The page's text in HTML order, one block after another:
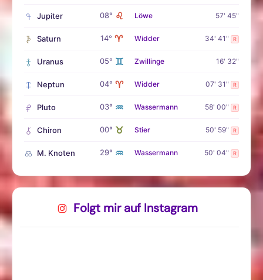
Jupiter 08° ♌ Löwe 57' 45"
Saturn 14° ♈ Widder 34' 41" R
Uranus 05° ♊ Zwillinge 16' 32"
Neptun 04° ♈ Widder 07' 31" R
Pluto 03° ♒ Wassermann 58' 00" R
Chiron 00° ♉ Stier 50' 59" R
M. Knoten 29° ♒ Wassermann 50' 04" R
Folgt mir auf Instagram